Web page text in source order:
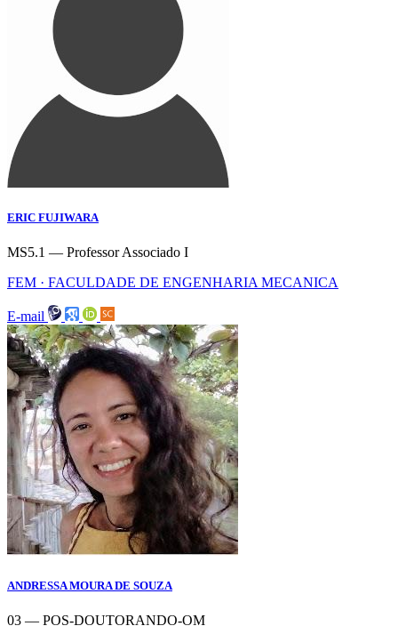
ERIC FUJIWARA
MS5.1 — Professor Associado I
FEM · FACULDADE DE ENGENHARIA MECANICA
E-mail
ANDRESSA MOURA DE SOUZA
03 — POS-DOUTORANDO-OM